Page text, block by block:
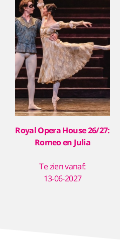
Royal Opera House 26/27:
Romeo en Julia
Te zien vanaf:
13-06-2027